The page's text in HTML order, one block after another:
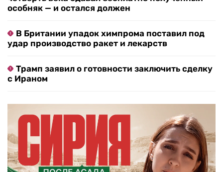
особняк — и остался должен
В Британии упадок химпрома поставил под
удар производство ракет и лекарств
Трамп заявил о готовности заключить сделку
с Ираном